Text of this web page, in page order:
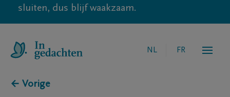
sluiten, dus blijf waakzaam.
NL FR
← Vorige